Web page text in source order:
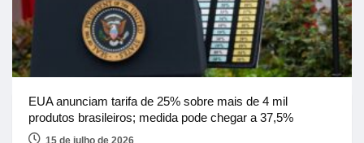
EUA anunciam tarifa de 25% sobre mais de 4 mil
produtos brasileiros; medida pode chegar a 37,5%